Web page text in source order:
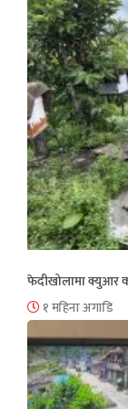
फेदीखोलामा क्युआर
१ महिना अगाडि